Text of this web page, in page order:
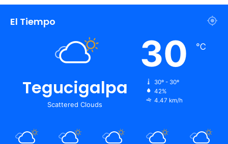
El Tiempo
Tegucigalpa
Scattered Clouds
30 ℃
30º - 30º
42%
4.47 km/h